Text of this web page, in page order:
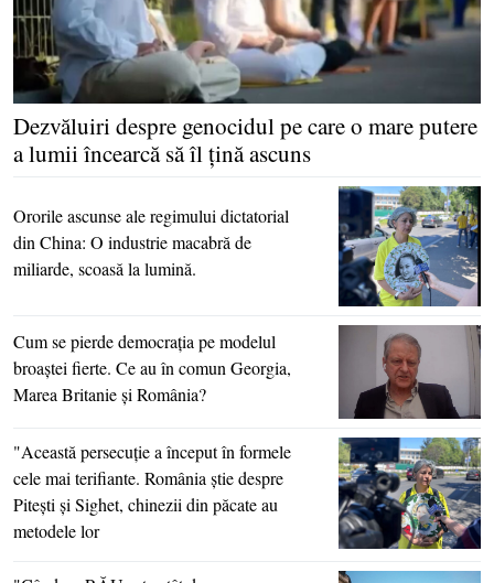
Dezvăluiri despre genocidul pe care o mare putere
a lumii încearcă să îl ţină ascuns
Ororile ascunse ale regimului dictatorial
din China: O industrie macabră de
miliarde, scoasă la lumină.
Cum se pierde democraţia pe modelul
broaştei fierte. Ce au în comun Georgia,
Marea Britanie şi România?
"Această persecuţie a început în formele
cele mai terifiante. România ştie despre
Piteşti şi Sighet, chinezii din păcate au
metodele lor